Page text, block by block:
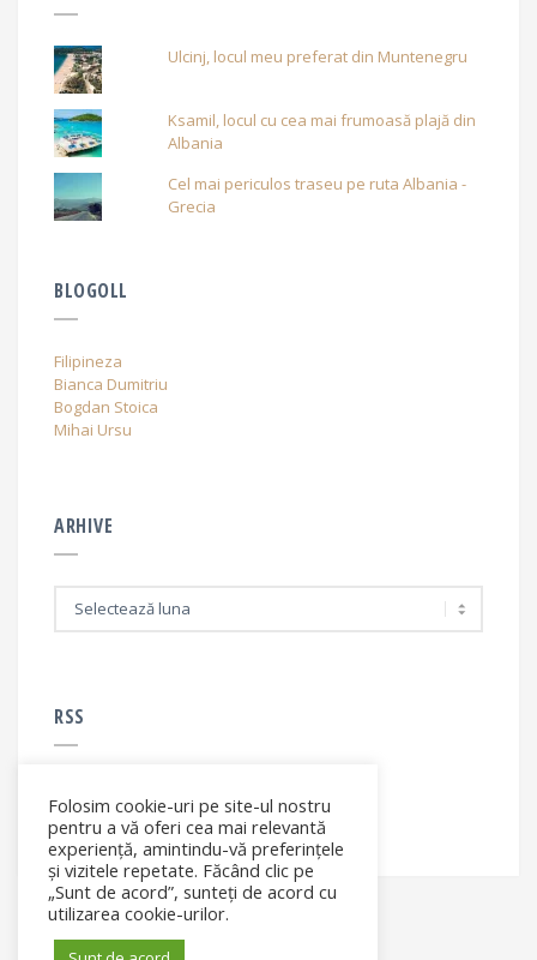
Ulcinj, locul meu preferat din Muntenegru
Ksamil, locul cu cea mai frumoasă plajă din
Albania
Cel mai periculos traseu pe ruta Albania -
Grecia
BLOGOLL
Filipineza
Bianca Dumitriu
Bogdan Stoica
Mihai Ursu
ARHIVE
RSS
RSS - articole
Folosim cookie-uri pe site-ul nostru
pentru a vă oferi cea mai relevantă
experiență, amintindu-vă preferințele
și vizitele repetate. Făcând clic pe
„Sunt de acord”, sunteți de acord cu
utilizarea cookie-urilor.